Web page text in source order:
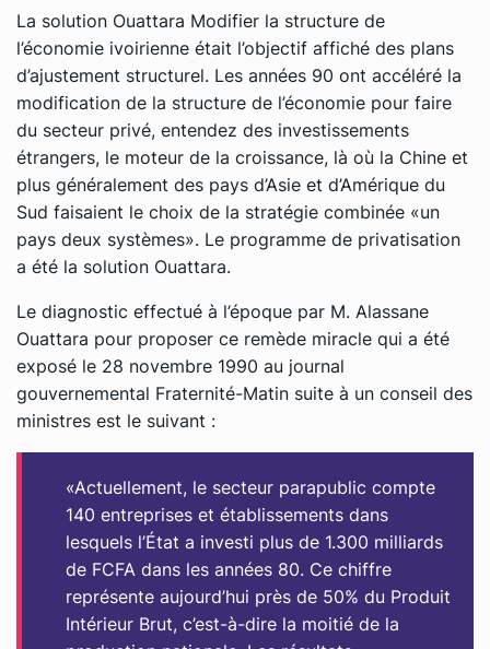
La solution Ouattara Modifier la structure de
l’économie ivoirienne était l’objectif affiché des plans
d’ajustement structurel. Les années 90 ont accéléré la
modification de la structure de l’économie pour faire
du secteur privé, entendez des investissements
étrangers, le moteur de la croissance, là où la Chine et
plus généralement des pays d’Asie et d’Amérique du
Sud faisaient le choix de la stratégie combinée «un
pays deux systèmes». Le programme de privatisation
a été la solution Ouattara.
Le diagnostic effectué à l’époque par M. Alassane
Ouattara pour proposer ce remède miracle qui a été
exposé le 28 novembre 1990 au journal
gouvernemental Fraternité-Matin suite à un conseil des
ministres est le suivant :
«Actuellement, le secteur parapublic compte
140 entreprises et établissements dans
lesquels l’État a investi plus de 1.300 milliards
de FCFA dans les années 80. Ce chiffre
représente aujourd’hui près de 50% du Produit
Intérieur Brut, c’est-à-dire la moitié de la